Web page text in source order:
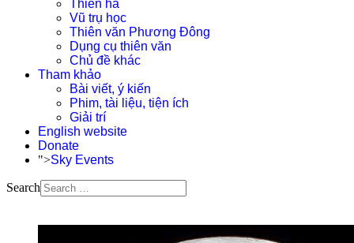
Thiên hà
Vũ trụ học
Thiên văn Phương Đông
Dụng cụ thiên văn
Chủ đề khác
Tham khảo
Bài viết, ý kiến
Phim, tài liệu, tiện ích
Giải trí
English website
Donate
">Sky Events
Search